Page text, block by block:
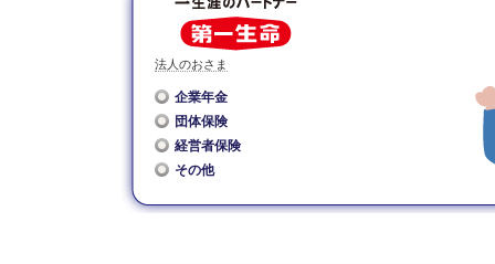
法人のおさま
企業年金
団体保険
経営者保険
その他